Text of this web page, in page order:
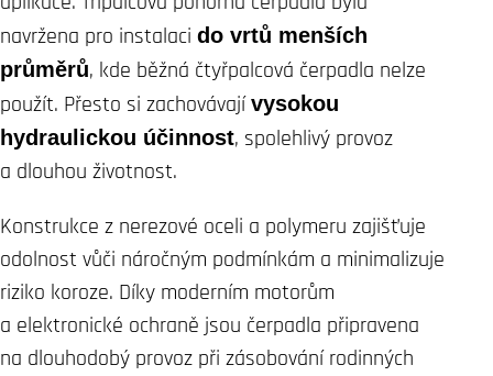
navržena pro instalaci do vrtů menších
průměrů, kde běžná čtyřpalcová čerpadla nelze
použít. Přesto si zachovávajívysokou
hydraulickou účinnost, spolehlivý provoz
a dlouhou životnost.
Konstrukce z nerezové oceli a polymeru zajišťuje
odolnost vůči náročným podmínkám a minimalizuje
riziko koroze. Díky moderním motorům
a elektronické ochraně jsou čerpadla připravena
na dlouhodobý provoz při zásobování rodinných